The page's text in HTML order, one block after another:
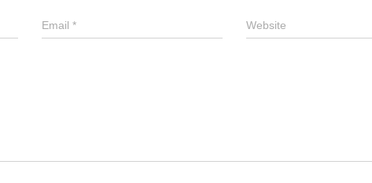
Email * Website